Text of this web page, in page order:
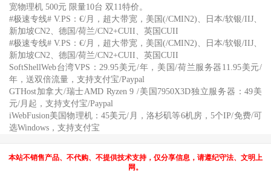
宽物理机 500元 限量10台 双11特价。
#极速专线# V.PS：€/月，超大带宽，美国(/CMIN2)、日本/软银/IIJ、
新加坡CN2、德国/荷兰/CN2+CUII、英国CUII
#极速专线# V.PS：€/月，超大带宽，美国(/CMIN2)、日本/软银/IIJ、
新加坡CN2、德国/荷兰/CN2+CUII、英国CUII
SoftShellWeb台湾VPS：29.95美元/年，美国/荷兰服务器11.95美元/
年，送双倍流量，支持支付宝/Paypal
GTHost加拿大/瑞士AMD Ryzen 9 /美国7950X3D独立服务器：49美
元/月起，支持支付宝/Paypal
iWebFusion美国物理机：45美元/月，洛杉矶等6机房，5个IP/免费/可
选Windows，支持支付宝
本站不销售产品、不代购、不提供技术支持，仅分享信息，请遵纪守法、文明上
网。